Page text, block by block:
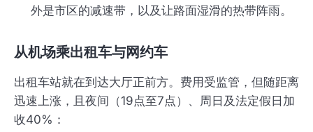
外是市区的减速带，以及让路面湿滑的热带阵雨。
从机场乘出租车与网约车
出租车站就在到达大厅正前方。费用受监管，但随距离
迅速上涨，且夜间（19点至7点）、周日及法定假日加
收40%：